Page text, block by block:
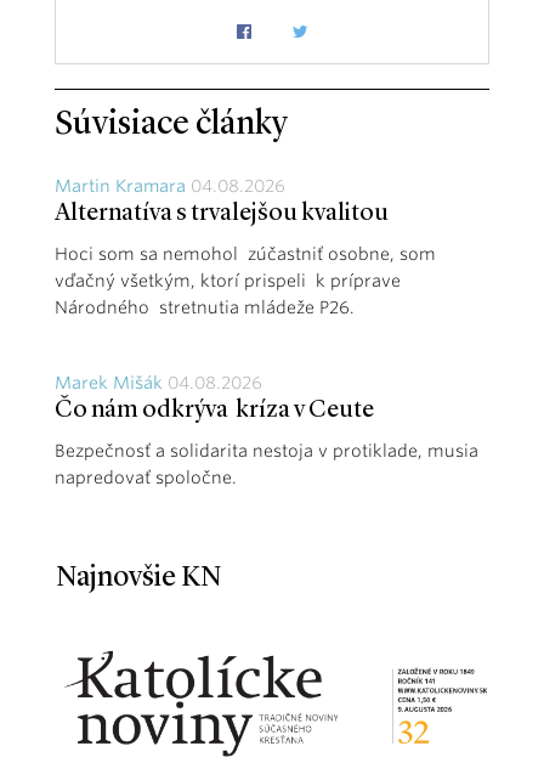
Súvisiace články
Martin Kramara 04.08.2026
Alternatíva s trvalejšou kvalitou
Hoci som sa nemohol zúčastniť osobne, som
vďačný všetkým, ktorí prispeli k príprave
Národného stretnutia mládeže P26.
Marek Mišák 04.08.2026
Čo nám odkrýva kríza v Ceute
Bezpečnosť a solidarita nestoja v protiklade, musia
napredovať spoločne.
Najnovšie KN